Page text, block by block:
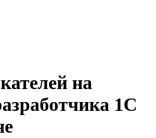
на
1С